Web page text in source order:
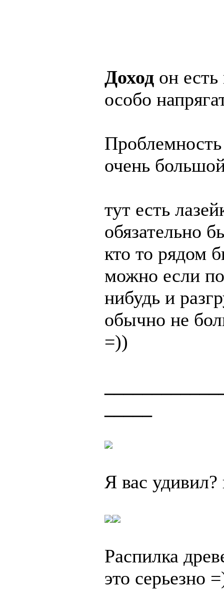
Доход он
особо
очень
тут есть
обязательно
кто то рядом
можно если
нибудь и
обычно не
=))
Я вас
Распилка
это серьезно